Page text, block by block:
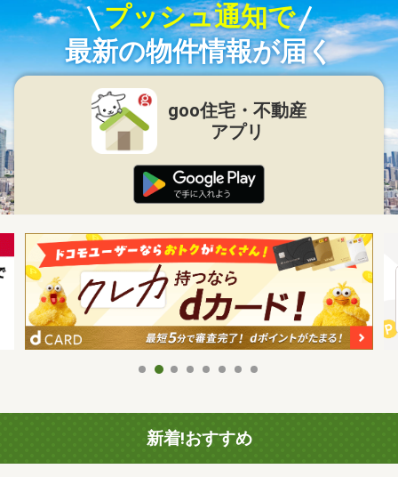
プッシュ通知で
最新の物件情報が届く
goo住宅・不動産
アプリ
新着!おすすめ